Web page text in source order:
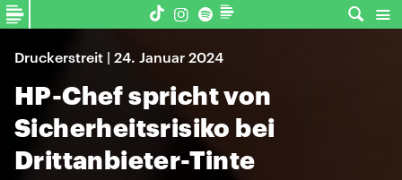
Druckerstreit | 24. Januar 2024
HP-Chef spricht von
Sicherheitsrisiko bei
Drittanbieter-Tinte